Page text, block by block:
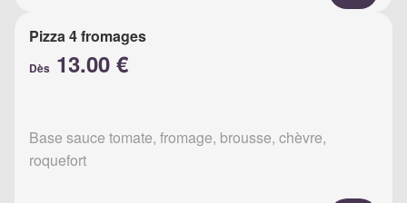
Pizza 4 fromages
Dès 13.00 €
Base sauce tomate, fromage, brousse, chèvre,
roquefort